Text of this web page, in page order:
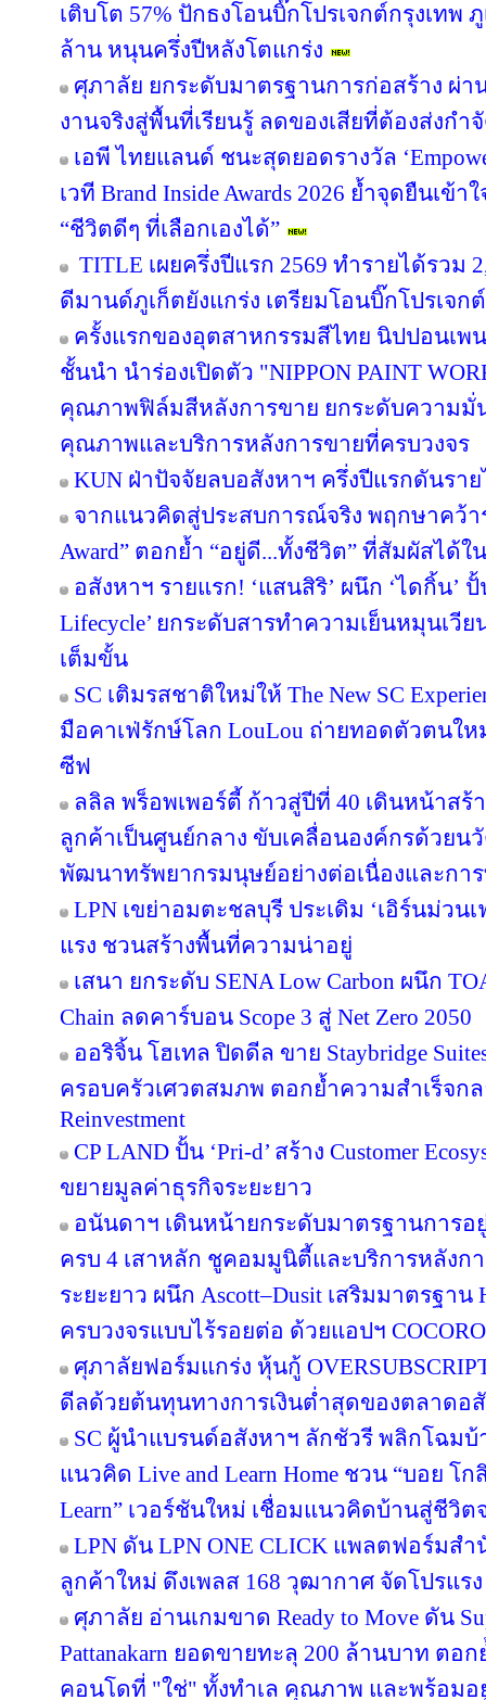
เติบโต 57% ปักธงโอนบิ๊กโปรเจกต์กรุงเทพ
ล้าน หนุนครึ่งปีหลังโตแกร่ง
ศุภาลัย ยกระดับมาตรฐานการก่อสร้าง ผ่า
งานจริงสู่พื้นที่เรียนรู้ ลดของเสียที่ต้องส่งกำ
เอพี ไทยแลนด์ ชนะสุดยอดรางวัล
เวที Brand Inside Awards 2026 ย้ำจุดยืนเข้
“ชีวิตดีๆ ที่เลือกเองได้”
TITLE เผยครึ่งปีแรก 2569 ทำรายได้รวม
ดีมานด์ภูเก็ตยังแกร่ง เตรียมโอนบิ๊กโปรเจ
ครั้งแรกของอุตสาหกรรมสีไทย นิปปอนเพ
ชั้นนำ นำร่องเปิดตัว "NIPPON PAINT
คุณภาพฟิล์มสีหลังการขาย ยกระดับความ
คุณภาพและบริการหลังการขายที่ครบวงจร
KUN ฝ่าปัจจัยลบอสังหาฯ ครึ่งปีแรกดันรา
จากแนวคิดสู่ประสบการณ์จริง พฤกษาคว้าร
Award” ตอกย้ำ “อยู่ดี...ทั้งชีวิต” ที่สัมผัสได้ใ
อสังหาฯ รายแรก! ‘แสนสิริ’ ผนึก ‘ไดกิ้น’ ปั้
Lifecycle’ ยกระดับสารทำความเย็นหมุนเวีย
เต็มขั้น
SC เติมรสชาติใหม่ให้ The New SC
มือคาเฟ่รักษ์โลก LouLou ถ่ายทอดตัวตนใ
ซีฟ
ลลิล พร็อพเพอร์ตี้ ก้าวสู่ปีที่ 40 เดินหน้าสร้
ลูกค้าเป็นศูนย์กลาง ขับเคลื่อนองค์กรด้วยน
พัฒนาทรัพยากรมนุษย์อย่างต่อเนื่องและกา
LPN เขย่าอมตะชลบุรี ประเดิม ‘เอิร์นม่วนเ
แรง ชวนสร้างพื้นที่ความน่าอยู่
เสนา ยกระดับ SENA Low Carbon ผนึก
Chain ลดคาร์บอน Scope 3 สู่ Net Zero 2050
ออริจิ้น โฮเทล ปิดดีล ขาย Staybridge
ครอบครัวเศวตสมภพ ตอกย้ำความสำเร็จกล
Reinvestment
CP LAND ปั้น ‘Pri-d’ สร้าง Customer
ขยายมูลค่าธุรกิจระยะยาว
อนันดาฯ เดินหน้ายกระดับมาตรฐานการอยู่
ครบ 4 เสาหลัก ชูคอมมูนิตี้และบริการหลังกา
ระยะยาว ผนึก Ascott–Dusit เสริมมาตรฐา
ครบวงจรแบบไร้รอยต่อ ด้วยแอปฯ COCORO
ศุภาลัยฟอร์มแกร่ง หุ้นกู้
ดีลด้วยต้นทุนทางการเงินต่ำสุดของตลาดอ
SC ผู้นำแบรนด์อสังหาฯ ลักชัวรี พลิกโฉมบ้
แนวคิด Live and Learn Home ชวน “บอย โ
Learn” เวอร์ชันใหม่ เชื่อมแนวคิดบ้านสู่ชีวิต
LPN ดัน LPN ONE CLICK แพลตฟอร์มส
ลูกค้าใหม่ ดึงเพลส 168 วุฒากาศ จัดโปรแร
ศุภาลัย อ่านเกมขาด Ready to Move ดัน
Pattanakarn ยอดขายทะลุ 200 ล้านบาท ต
คอนโดที่ "ใช่" ทั้งทำเล คุณภาพ และพร้อมอ